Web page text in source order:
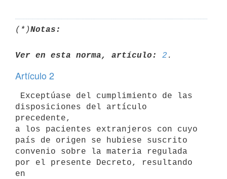
(*)Notas:
Ver en esta norma, artículo: 2
Artículo 2
disposiciones del artículo
precedente,
a los pacientes extranjeros con cuyo
país de origen se hubiese suscrito
convenio sobre la materia regulada
por el presente Decreto, resultando
en